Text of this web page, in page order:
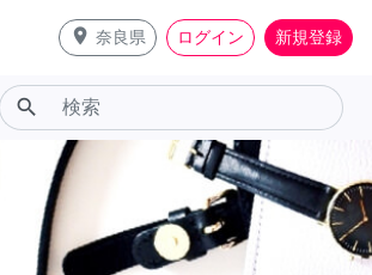
place 奈良県 ログイン 新規登録
search